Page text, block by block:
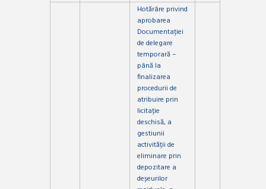
Hotărâre privind
aprobarea
Documentației
de delegare
temporară –
până la
finalizarea
procedurii de
atribuire prin
licitație
deschisă, a
gestiunii
activității de
eliminare prin
depozitare a
deșeurilor